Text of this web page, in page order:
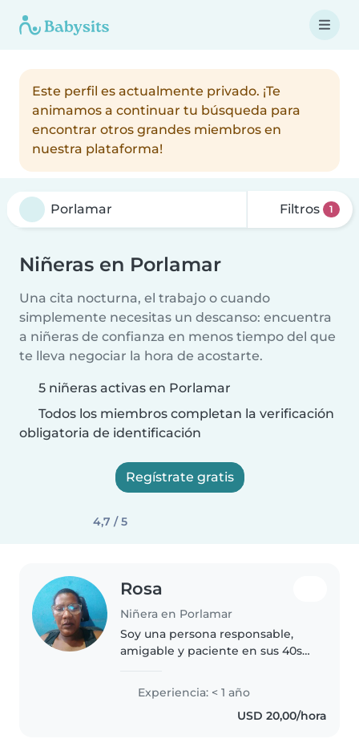
Este perfil es actualmente privado. ¡Te
animamos a continuar tu búsqueda para
encontrar otros grandes miembros en
nuestra plataforma!
Filtros 1
Niñeras en Porlamar
Una cita nocturna, el trabajo o cuando
simplemente necesitas un descanso: encuentra
a niñeras de confianza en menos tiempo del que
te lleva negociar la hora de acostarte.
5 niñeras activas en Porlamar
Todos los miembros completan la verificación
obligatoria de identificación
Regístrate gratis
4,7 / 5
Rosa
Niñera en Porlamar
Soy una persona responsable,
amigable y paciente en sus 40s
Me encanta leer a los niños y
estoy cómoda con las labores del
hogar. Me gustaría cuidar a tu..
Experiencia: < 1 año
USD 20,00/hora